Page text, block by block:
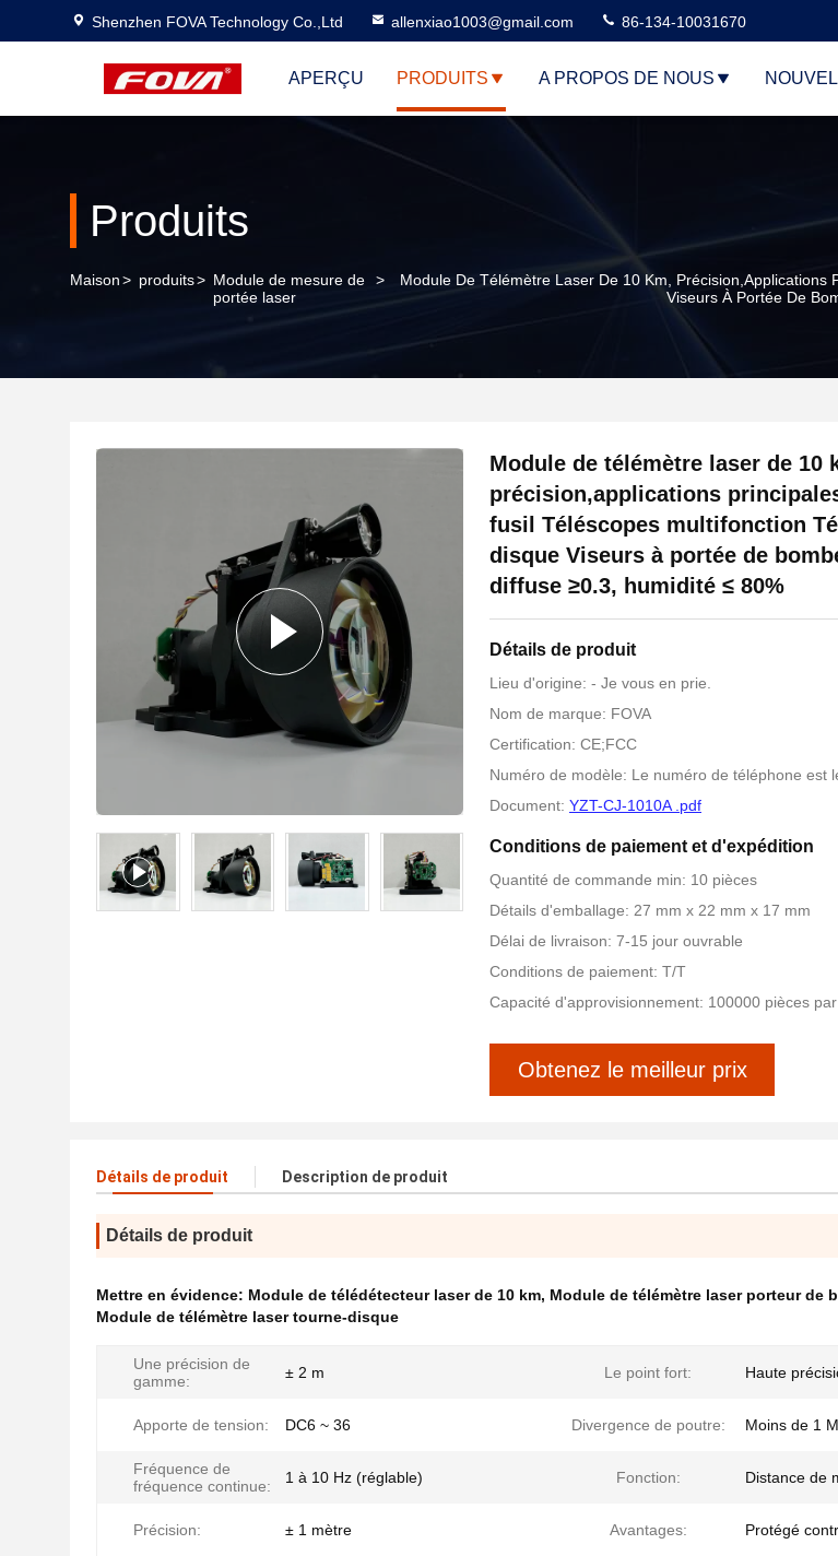
Shenzhen FOVA Technology Co.,Ltd allenxiao1003@gmail.com 86-134-10031670
APERÇU PRODUITS A PROPOS DE NOUS
Produits
Maison> produits> Module de mesure de
portée laser
>
Module De Télémètre Laser De 10 Km,
Viseurs À Portée De
Module de télémètre laser de 10
précision,applications
fusil Téléscopes multifonction
disque Viseurs à portée de
diffuse ≥0.3, humidité ≤ 80%
Détails de produit
Lieu d'origine: - Je vous en prie.
Nom de marque: FOVA
Certification: CE;FCC
Numéro de modèle: Le numéro de téléphone est
Document: YZT-CJ-1010A .pdf
Conditions de paiement et d'expédition
Quantité de commande min: 10 pièces
Détails d'emballage: 27 mm x 22 mm x 17 mm
Délai de livraison: 7-15 jour ouvrable
Conditions de paiement: T/T
Capacité d'approvisionnement: 100000 pièces
Obtenez le meilleur prix
Détails de produit Description de produit
Détails de produit
Mettre en évidence: Module de télédétecteur laser de 10 km, Module de télémètre laser porteur de
Module de télémètre laser tourne-disque
Une précision de
gamme:
± 2 m Le point fort: Haute
Apporte de tension: DC6 ~ 36 Divergence de poutre: Moins de 1
Fréquence de
fréquence continue:
1 à 10 Hz (réglable) Fonction: Distance de
Précision: ± 1 mètre Avantages: Protégé